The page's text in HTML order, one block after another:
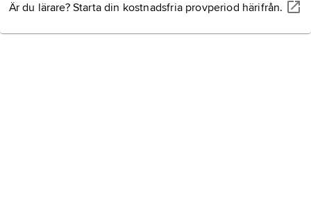
Är du lärare? Starta din kostnadsfria provperiod härifrån.